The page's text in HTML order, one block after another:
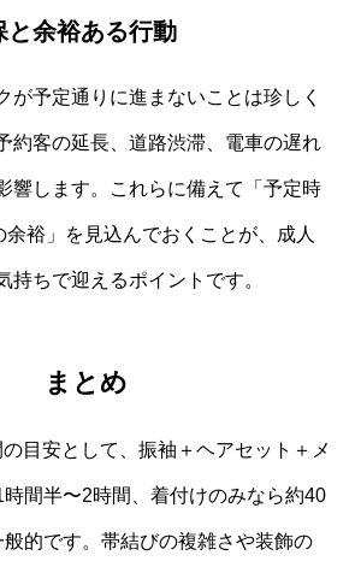
と余裕ある行動
が予定通りに進まないことは珍しく
約客の延長、道路渋滞、電車の遅れ
響します。これらに備えて「予定時
裕」を見込んでおくことが、成人
持ちで迎えるポイントです。
まとめ
目安として、振袖＋ヘアセット＋メ
間半〜2時間、着付けのみなら約40
的です。帯結びの複雑さや装飾の